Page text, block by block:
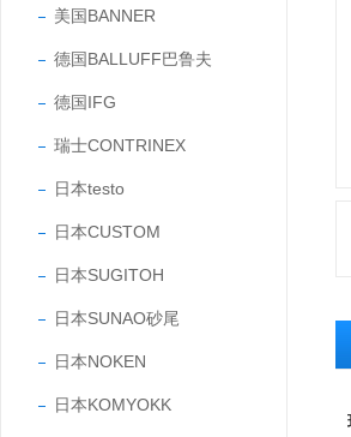
美国BANNER
德国BALLUFF巴鲁夫
德国IFG
瑞士CONTRINEX
日本testo
日本CUSTOM
日本SUGITOH
日本SUNAO砂尾
日本NOKEN
日本KOMYOKK